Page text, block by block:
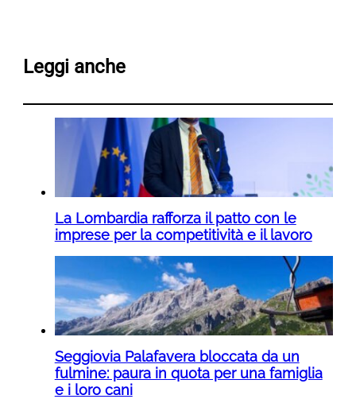
Leggi anche
La Lombardia rafforza il patto con le
imprese per la competitività e il lavoro
Seggiovia Palafavera bloccata da un
fulmine: paura in quota per una famiglia
e i loro cani